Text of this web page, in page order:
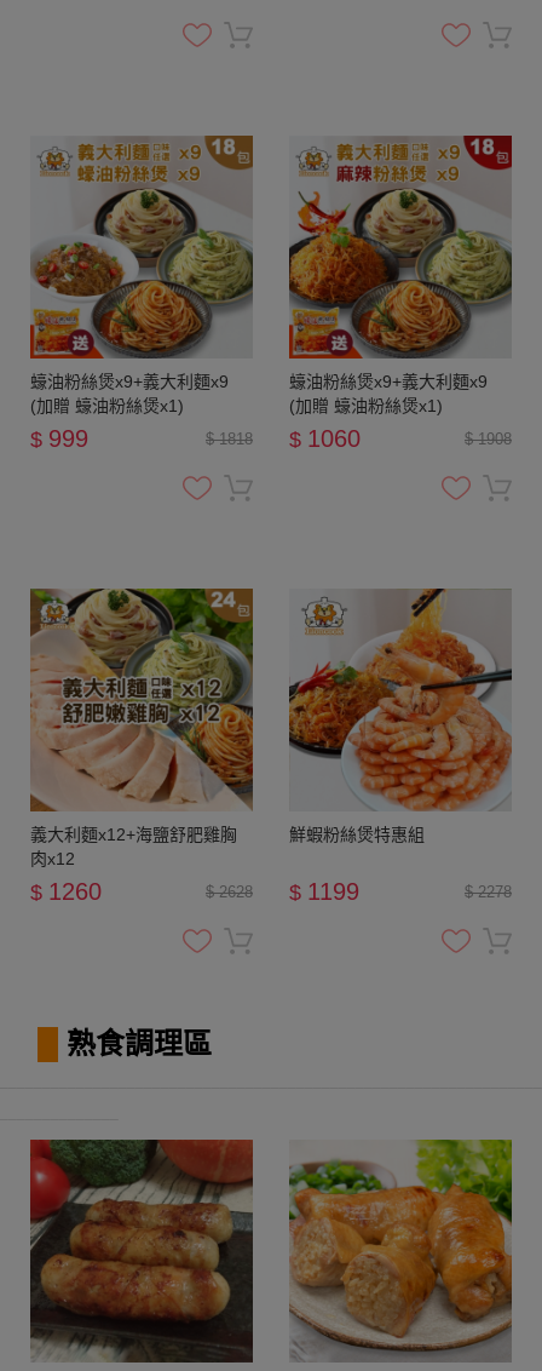
蠔油粉絲煲x9+義大利麵x9
(加贈 蠔油粉絲煲x1)
$ 1818
$ 999
蠔油粉絲煲x9+義大利麵x9
(加贈 蠔油粉絲煲x1)
$ 1908
$ 1060
義大利麵x12+海鹽舒肥雞胸
肉x12
$ 2628
$ 1260
鮮蝦粉絲煲特惠組
$ 2278
$ 1199
熟食調理區